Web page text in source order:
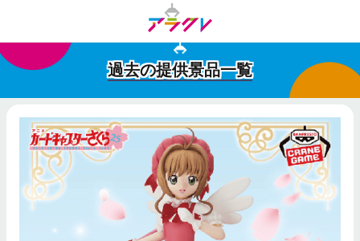
過去の提供景品一覧